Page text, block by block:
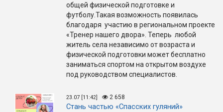
общей физической подготовке и
футболу.Такая возможность появилась
благодаря участию в региональном проекте
«Тренер нашего двора». Теперь любой
житель села независимо от возраста и
физической подготовки может бесплатно
заниматься спортом на открытом воздухе
под руководством специалистов.
23.07 [11:42] 2 658
Стань частью «Спасских гуляний»